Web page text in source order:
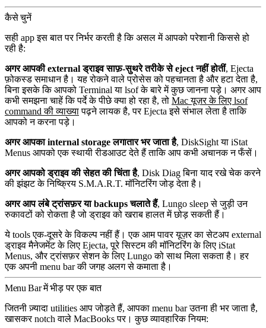
कैसे चुनें
सही app इस बात पर निर्भर करती है कि असल में आपको परेशानी किससे हो
रही है:
अगर आपकी external ड्राइव साफ़-सुथरे तरीके से eject नहीं होतीं, Ejecta
फ़ोकस्ड समाधान है। यह रोकने वाले प्रोसेस को पहचानता है और हटा देता है,
बिना इसके कि आपको Terminal या lsofके बारे में कुछ जानना पड़े। अगर आप
कभी समझना चाहें कि पर्दे के पीछे क्या हो रहा है, तो Mac यूज़र के लिए lsof
command की व्याख्यापढ़ने लायक है, पर Ejecta इसे संभाल लेता है ताकि
आपको न करना पड़े।
अगर आपका internal storage लगातार भर जाता है, DiskSight या iStat
Menus आपको एक स्थायी रीडआउट देते हैं ताकि आप कभी अचानक न फँसें।
अगर आपको ड्राइव की सेहत की चिंता है, Disk Diag बिना याद रखे चेक करने
की झंझट के निष्क्रिय S.M.A.R.T. मॉनिटरिंग जोड़ देता है।
अगर आप लंबे ट्रांसफ़र या backups चलाते हैं, Lungo sleep से जुड़ी उन
रुकावटों को रोकता है जो ड्राइव को खराब हालत में छोड़ सकती हैं।
ये tools एक-दूसरे के विकल्प नहीं हैं। एक आम पावर यूज़र का सेटअप external
ड्राइव मैनेजमेंट के लिए Ejecta, पूरे सिस्टम की मॉनिटरिंग के लिए iStat
Menus, और ट्रांसफ़र सेशन के लिए Lungo को साथ मिला सकता है। हर
एक अपनी menu bar की जगह अलग से कमाता है।
Menu Bar में भीड़ पर एक बात
जितनी ज़्यादा utilities आप जोड़ते हैं, आपका menu bar उतना ही भर जाता है,
खासकर notch वाले MacBooks पर। कुछ व्यावहारिक नियम: